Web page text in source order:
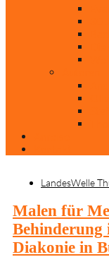
LandesWelle
Malen für
Behinderung
Diakonie in